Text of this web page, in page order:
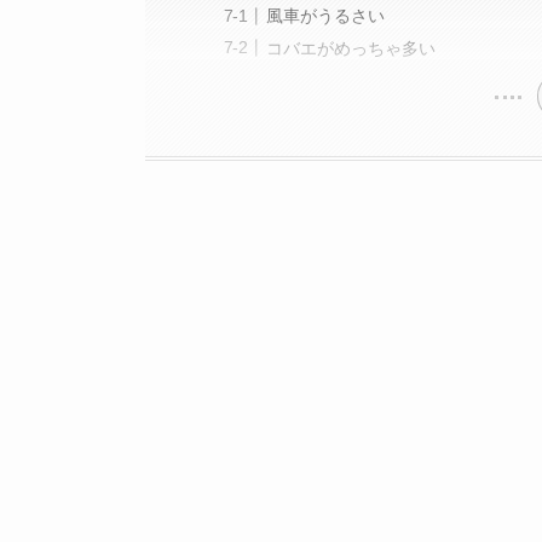
風車がうるさい
コバエがめっちゃ多い